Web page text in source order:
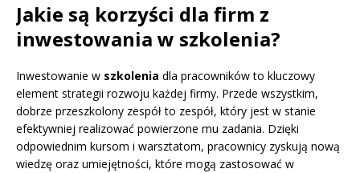
Jakie są korzyści dla firm z
inwestowania w szkolenia?
Inwestowanie w szkolenia dla pracowników to kluczowy
element strategii rozwoju każdej firmy. Przede wszystkim,
dobrze przeszkolony zespół to zespół, który jest w stanie
efektywniej realizować powierzone mu zadania. Dzięki
odpowiednim kursom i warsztatom, pracownicy zyskują nową
wiedzę oraz umiejętności, które mogą zastosować w